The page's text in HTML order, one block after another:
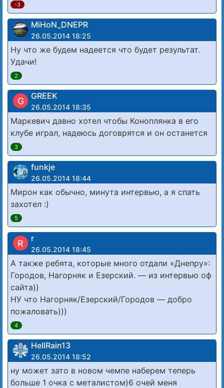
-3
MiHoN_DNEPR
26.05.2014 18:25
Ну что же будем надеется что будет результат.
Удачи!
2
G GREEK
26.05.2014 18:35
Маркевич давно хотел чтобы Коноплянка в его
клубе играл, надеюсь договрятся и он останется
3
funkje
26.05.2014 18:44
Мирон как обычно, минута интервью, а я спать
захотел :)
5
R r
26.05.2014 18:45
А также ребята, которые много отдали «Днепру»:
Городов, Нагорняк и Езерский. — из интервью оф
сайта))
НУ что Нагорняк/Езерский/Городов — добро
пожаловать)))
4
HellRain13
26.05.2014 18:52
ну может зато в новом чемпе наберем теперь
больше 1 очка с металистом)6 очей меня